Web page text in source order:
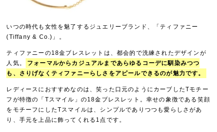
いつの時代も女性を魅了するジュエリーブランド、「ティファニー
(Tiffany & Co.)」。
ティファニーの18金ブレスレットは、都会的で洗練されたデザインが
人気。
フォーマルからカジュアルまであらゆるコーデに馴染みつつ
も、さりげなくティファニーらしさをアピールできるのが魅力です。
レディースにおすすめなのは、笑った口元のようにカーブしたTモチー
フが特徴の「Tスマイル」の18金ブレスレット。幸せの象徴である笑顔
をモチーフにしたTスマイルは、シンプルでありつつも愛らしさがあ
り、手元を上品に飾ってくれる1点です。